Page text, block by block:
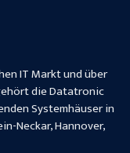
IT Markt und über
die Datatronic
Systemhäuser in
Neckar, Hannover,